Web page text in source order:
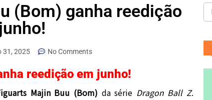
(Bom) ganha reedição
31, 2025 No Comments
reedição em junho!
Majin Buu (Bom) da série Dragon Ball Z.